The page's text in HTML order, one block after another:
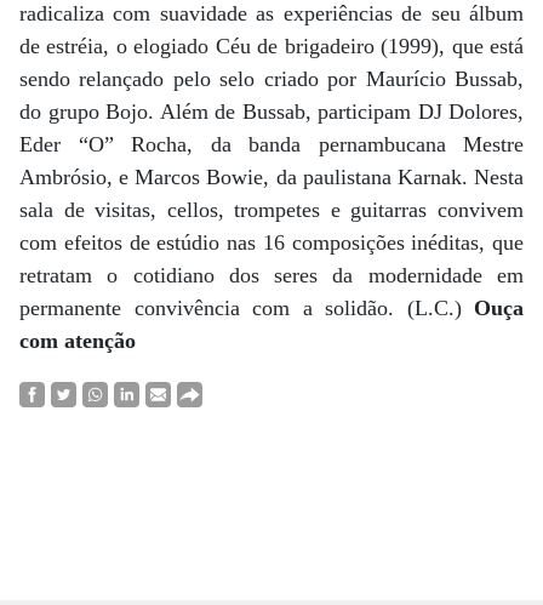
radicaliza com suavidade as experiências de seu álbum
de estréia, o elogiado Céu de brigadeiro (1999), que está
sendo relançado pelo selo criado por Maurício Bussab,
do grupo Bojo. Além de Bussab, participam DJ Dolores,
Eder “O” Rocha, da banda pernambucana Mestre
Ambrósio, e Marcos Bowie, da paulistana Karnak. Nesta
sala de visitas, cellos, trompetes e guitarras convivem
com efeitos de estúdio nas 16 composições inéditas, que
retratam o cotidiano dos seres da modernidade em
permanente convivência com a solidão. (L.C.) Ouça
com atenção